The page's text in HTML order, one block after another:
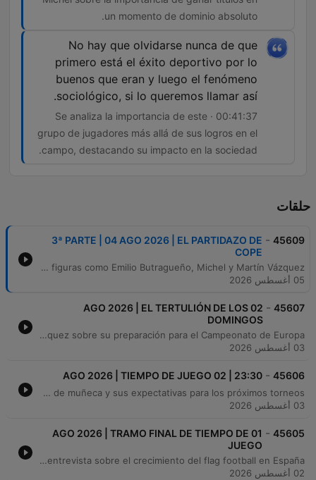
un momento de dominio absoluto.
No hay que olvidarse nunca de que
primero está el éxito deportivo por lo
buenos que eran y luego el fenómeno
sociológico, si lo queremos llamar así.
00:41:37 · Se analiza la importancia de este
grupo de jugadores más allá de sus logros en el
campo, destacando su impacto en la sociedad.
حلقات
45609
-
3ª PARTE | 04 AGO 2026 | EL PARTIDAZO DE
COPE
En este episodio, analizamos la situación del Málaga CF tras su regreso a Primera División, evaluando su estrategia basada en canteranos y los riesgos de perder piezas clave ante el mercado externo. También repasamos la actualidad de fichajes internacionales, con especial atención a las negociaciones de Deco en Madrid. Asimismo, realizamos un recorrido histórico por la mítica 'Quinta del Buitre' del Real Madrid. A través de la entrevista con Roberto Palomar, recordamos el auge, la identidad madridista y el impacto sociológico de figuras como Emilio Butragueño, Michel y Martín Vázquez.
05 أغسطس 2026
45607
-
02 AGO 2026 | EL TERTULIÓN DE LOS
DOMINGOS
El programa analiza la incertidumbre contractual de Vinicius Jr. con el Real Madrid, evaluando su valor económico, las posibles ofertas del Arsenal y cómo su renovación afectará a otros movimientos en la plantilla como el fichaje de Diomandé. También se debate la crisis institucional y de infraestructuras en el Rayo Vallecano debido al estado de su estadio. Asimismo, se trata la situación de Julián Álvarez en el Atlético de Madrid y el interés del FC Barcelona por su contratación, comparando las estrategias de ambos clubes. El episodio concluye con preguntas de los oyentes sobre fichajes y una entrevista con el atleta Adrián Blázquez sobre su preparación para el Campeonato de Europa.
03 أغسطس 2026
45606
-
23:30 | 02 AGO 2026 | TIEMPO DE JUEGO
Este episodio repasa las noticias más relevantes del mercado de fichajes y la actualidad deportiva, analizando la situación de Vinicius en el Real Madrid, los movimientos del FC Barcelona por Julián Álvarez y la postura del Atlético de Madrid. También se informa sobre la crisis y protestas de la afición del Rayo Vallecano ante la posible pérdida de su estadio. En el ámbito del tenis, se analiza el ascenso meteórico de Rafa Jodar y su impacto en el circuito profesional, comparando su trayectoria con la de Alcaraz y Nadal. Finalmente, se discute el estado físico de Carlos Alcaraz tras su lesión de muñeca y sus expectativas para los próximos torneos.
03 أغسطس 2026
45605
-
01 AGO 2026 | TRAMO FINAL DE TIEMPO DE
JUEGO
El programa analiza la actualidad de la pretemporada futbolística, con un enfoque especial en el Real Madrid bajo el mando de Mourinho y las novedades del Atlético de Madrid. Se debaten los movimientos del mercado, incluyendo el futuro de jugadores como Julián Álvarez, Ferran Torres y las negociaciones por Rodri. Además, se repasa la situación de otros clubes como el Deportivo de La Coruña y la crisis en el Valencia CF. El episodio concluye con noticias de otros deportes, destacando el ascenso meteórico del tenista Rafa Jodar y una entrevista sobre el crecimiento del flag football en España.
02 أغسطس 2026